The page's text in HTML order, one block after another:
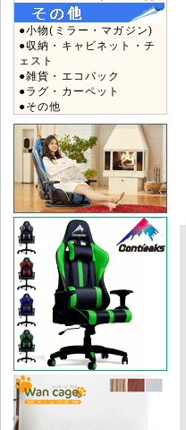
●小物(ミラー・マガジン)
●収納・キャビネット・チ
ェスト
●雑貨・エコバック
●ラグ・カーペット
●その他